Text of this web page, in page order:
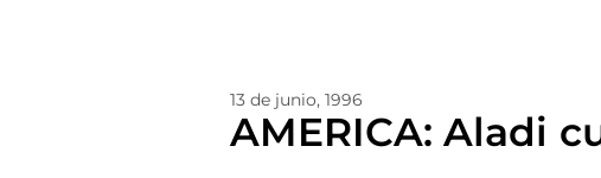
13 de junio, 1996
AMERICA: Aladi